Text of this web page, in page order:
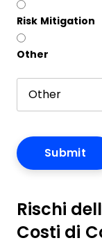
Risk Mitigation
Other
Rischi
Costi di